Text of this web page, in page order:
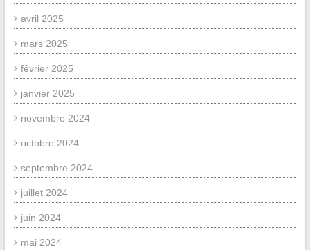
avril 2025
mars 2025
février 2025
janvier 2025
novembre 2024
octobre 2024
septembre 2024
juillet 2024
juin 2024
mai 2024